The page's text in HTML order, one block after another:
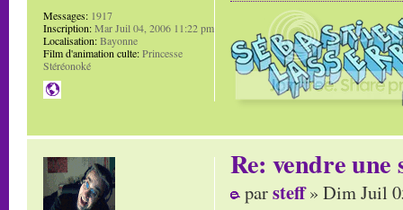
Messages: 1917
Inscription:Mar Juil 04, 2006 11:22 pm
Localisation:Bayonne
Film d'animation culte:Princesse
Stéréonoké
Re: vendre une
parsteff» Dim Juil